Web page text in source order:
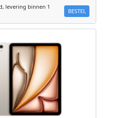
levering binnen 1
BESTEL